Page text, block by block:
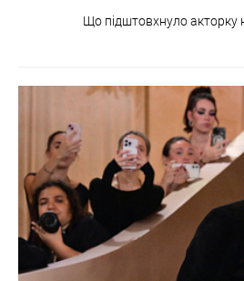
Що підштовхнуло акторку